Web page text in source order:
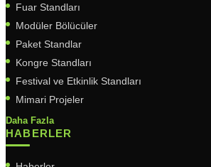
Fuar Standları
Modüler Bölücüler
Paket Standlar
Kongre Standları
Festival ve Etkinlik Standları
Mimari Projeler
Daha Fazla
HABERLER